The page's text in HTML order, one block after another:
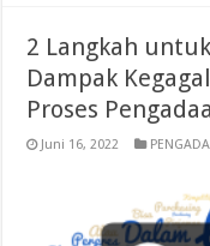
2 Langkah
Dampak
Proses
Juni 16, 2022